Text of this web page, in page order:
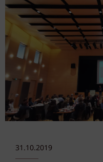
31.10.2019